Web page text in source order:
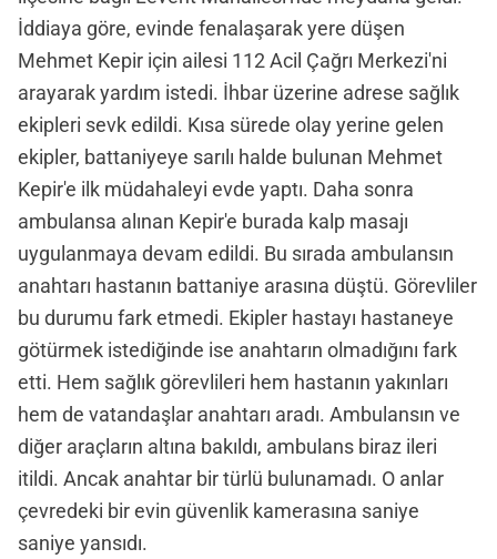
İddiaya göre, evinde fenalaşarak yere düşen
Mehmet Kepir için ailesi 112 Acil Çağrı Merkezi'ni
arayarak yardım istedi. İhbar üzerine adrese sağlık
ekipleri sevk edildi. Kısa sürede olay yerine gelen
ekipler, battaniyeye sarılı halde bulunan Mehmet
Kepir'e ilk müdahaleyi evde yaptı. Daha sonra
ambulansa alınan Kepir'e burada kalp masajı
uygulanmaya devam edildi. Bu sırada ambulansın
anahtarı hastanın battaniye arasına düştü. Görevliler
bu durumu fark etmedi. Ekipler hastayı hastaneye
götürmek istediğinde ise anahtarın olmadığını fark
etti. Hem sağlık görevlileri hem hastanın yakınları
hem de vatandaşlar anahtarı aradı. Ambulansın ve
diğer araçların altına bakıldı, ambulans biraz ileri
itildi. Ancak anahtar bir türlü bulunamadı. O anlar
çevredeki bir evin güvenlik kamerasına saniye
saniye yansıdı.